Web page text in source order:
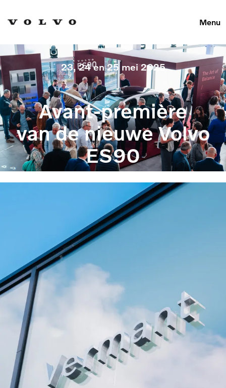
Menu
23, 24 en 25 mei 2025
Avant-première
van de nieuwe Volvo
ES90